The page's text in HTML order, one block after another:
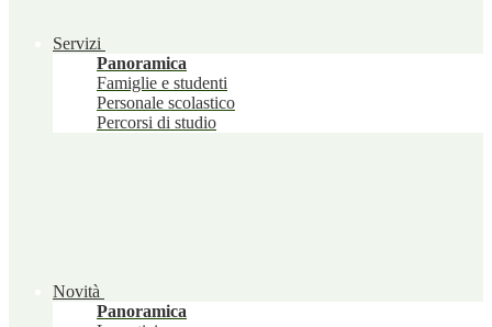
Servizi
Panoramica
Famiglie e studenti
Personale scolastico
Percorsi di studio
Novità
Panoramica